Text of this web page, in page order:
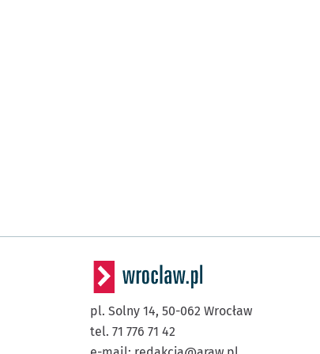
pl. Solny 14, 50-062 Wrocław
tel. 71 776 71 42